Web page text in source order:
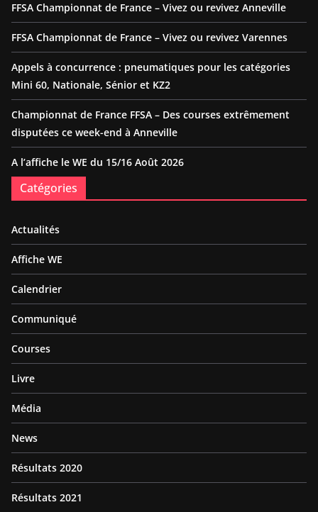
FFSA Championnat de France – Vivez ou revivez Anneville
FFSA Championnat de France – Vivez ou revivez Varennes
Appels à concurrence : pneumatiques pour les catégories
Mini 60, Nationale, Sénior et KZ2
Championnat de France FFSA – Des courses extrêmement
disputées ce week-end à Anneville
A l’affiche le WE du 15/16 Août 2026
Catégories
Actualités
Affiche WE
Calendrier
Communiqué
Courses
Livre
Média
News
Résultats 2020
Résultats 2021